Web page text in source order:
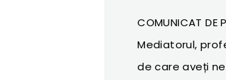
COMUNICAT DE
Mediatorul,
de care aveți